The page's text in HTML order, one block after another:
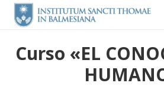
Curso «EL